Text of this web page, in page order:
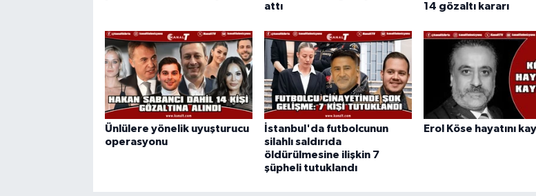
attı
14 gözaltı kararı
Ünlülere yönelik uyuşturucu
operasyonu
İstanbul'da futbolcunun
silahlı saldırıda
öldürülmesine ilişkin 7
şüpheli tutuklandı
Erol Köse hayatını